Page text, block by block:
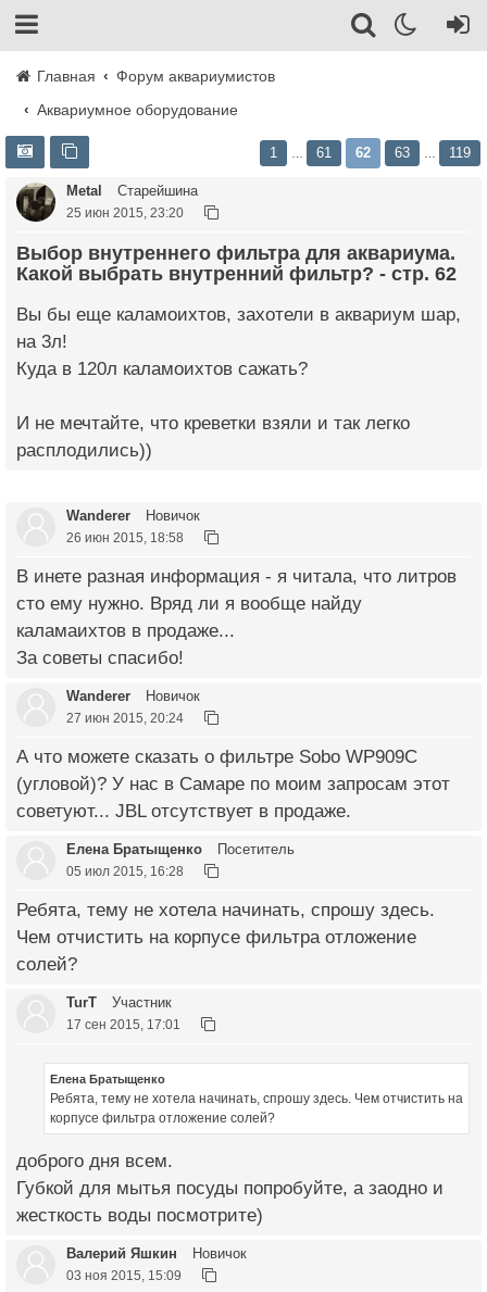
Главная
Форум аквариумистов
Аквариумное оборудование
1 61 62 63 119
Metal Старейшина
25 июн 2015, 23:20
Выбор внутреннего фильтра для аквариума.
Какой выбрать внутренний фильтр? - стр. 62
Вы бы еще каламоихтов, захотели в аквариум шар,
на 3л!
Куда в 120л каламоихтов сажать?
И не мечтайте, что креветки взяли и так легко
расплодились))
Wanderer Новичок
26 июн 2015, 18:58
В инете разная информация - я читала, что литров
сто ему нужно. Вряд ли я вообще найду
каламаихтов в продаже...
За советы спасибо!
Wanderer Новичок
27 июн 2015, 20:24
А что можете сказать о фильтре Sobo WP909C
(угловой)? У нас в Самаре по моим запросам этот
советуют... JBL отсутствует в продаже.
Елена Братыщенко Посетитель
05 июл 2015, 16:28
Ребята, тему не хотела начинать, спрошу здесь.
Чем отчистить на корпусе фильтра отложение
солей?
TurT Участник
17 сен 2015, 17:01
Елена Братыщенко
Ребята, тему не хотела начинать, спрошу здесь. Чем отчистить на
корпусе фильтра отложение солей?
доброго дня всем.
Губкой для мытья посуды попробуйте, а заодно и
жесткость воды посмотрите)
Валерий Яшкин Новичок
03 ноя 2015, 15:09